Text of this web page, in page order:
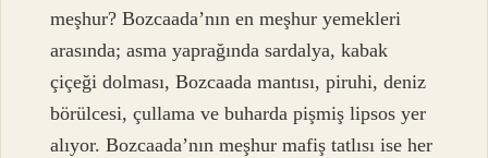
meşhur? Bozcaada’nın en meşhur yemekleri
arasında; asma yaprağında sardalya, kabak
çiçeği dolması, Bozcaada mantısı, piruhi, deniz
börülcesi, çullama ve buharda pişmiş lipsos yer
alıyor. Bozcaada’nın meşhur mafiş tatlısı ise her